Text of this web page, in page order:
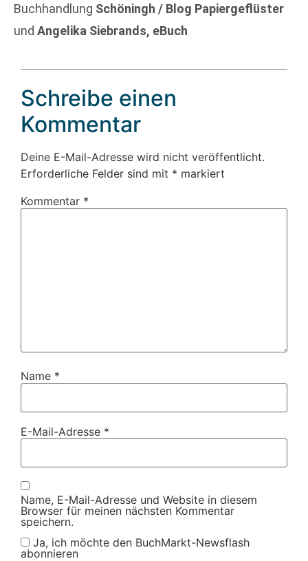
Buchhandlung Schöningh / Blog Papiergeflüster
und Angelika Siebrands, eBuch
Schreibe einen
Kommentar
Deine E-Mail-Adresse wird nicht veröffentlicht.
Erforderliche Felder sind mit * markiert
Kommentar *
Name *
E-Mail-Adresse *
Name, E-Mail-Adresse und Website in diesem
Browser für meinen nächsten Kommentar
speichern.
Ja, ich möchte den BuchMarkt-Newsflash
abonnieren